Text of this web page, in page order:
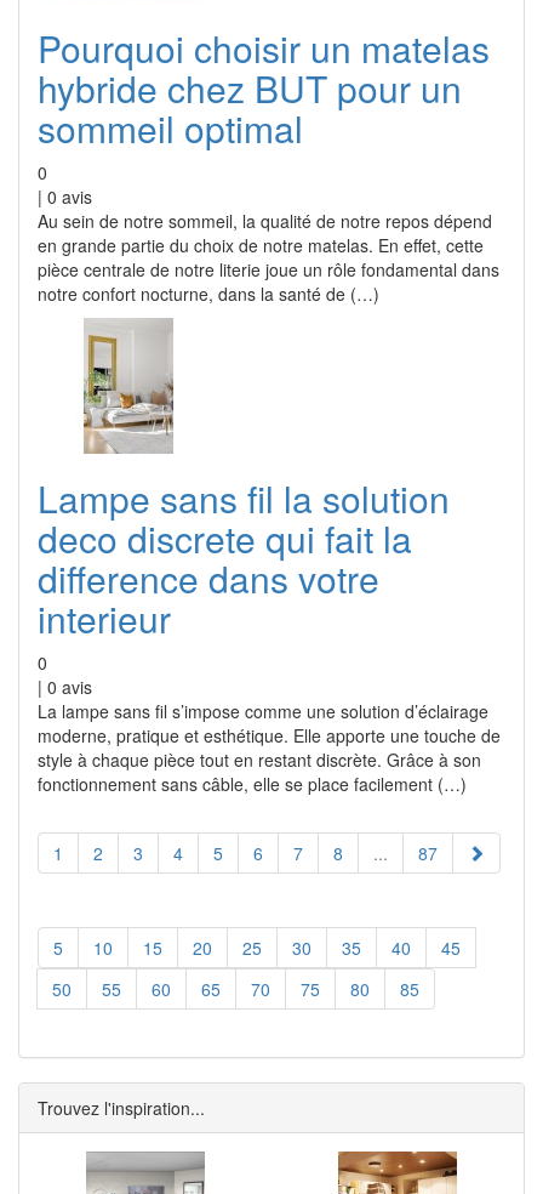
Pourquoi choisir un matelas
hybride chez BUT pour un
sommeil optimal
0
| 0 avis
Au sein de notre sommeil, la qualité de notre repos dépend
en grande partie du choix de notre matelas. En effet, cette
pièce centrale de notre literie joue un rôle fondamental dans
notre confort nocturne, dans la santé de (…)
Lampe sans fil la solution
deco discrete qui fait la
difference dans votre
interieur
0
| 0 avis
La lampe sans fil s’impose comme une solution d’éclairage
moderne, pratique et esthétique. Elle apporte une touche de
style à chaque pièce tout en restant discrète. Grâce à son
fonctionnement sans câble, elle se place facilement (…)
1 2 3 4 5 6 7 8 ... 87
5 10 15 20 25 30 35 40
45
50
55 60 65 70 75 80 85
Trouvez l'inspiration...